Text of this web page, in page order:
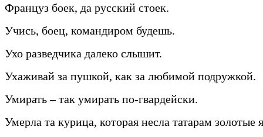
Француз боек, да русский стоек.
Учись, боец, командиром будешь.
Ухо разведчика далеко слышит.
Ухаживай за пушкой, как за любимой подружкой.
Умирать – так умирать по-гвардейски.
Умерла та курица, которая несла татарам золотые